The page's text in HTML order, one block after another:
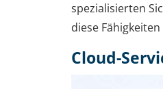
spezialisierten
diese
Cloud-